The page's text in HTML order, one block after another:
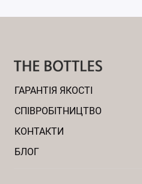
ГАРАНТІЯ ЯКОСТІ
CПІВРОБІТНИЦТВО
КОНТАКТИ
БЛОГ